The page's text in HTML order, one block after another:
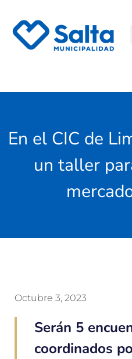
En el CIC de
un taller
Octubre 3, 2023
Serán 5
coordinados